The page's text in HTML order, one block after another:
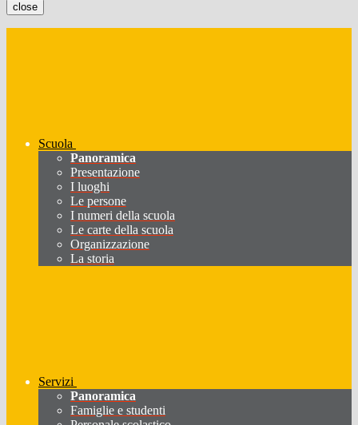
close
Scuola
Panoramica
Presentazione
I luoghi
Le persone
I numeri della scuola
Le carte della scuola
Organizzazione
La storia
Servizi
Panoramica
Famiglie e studenti